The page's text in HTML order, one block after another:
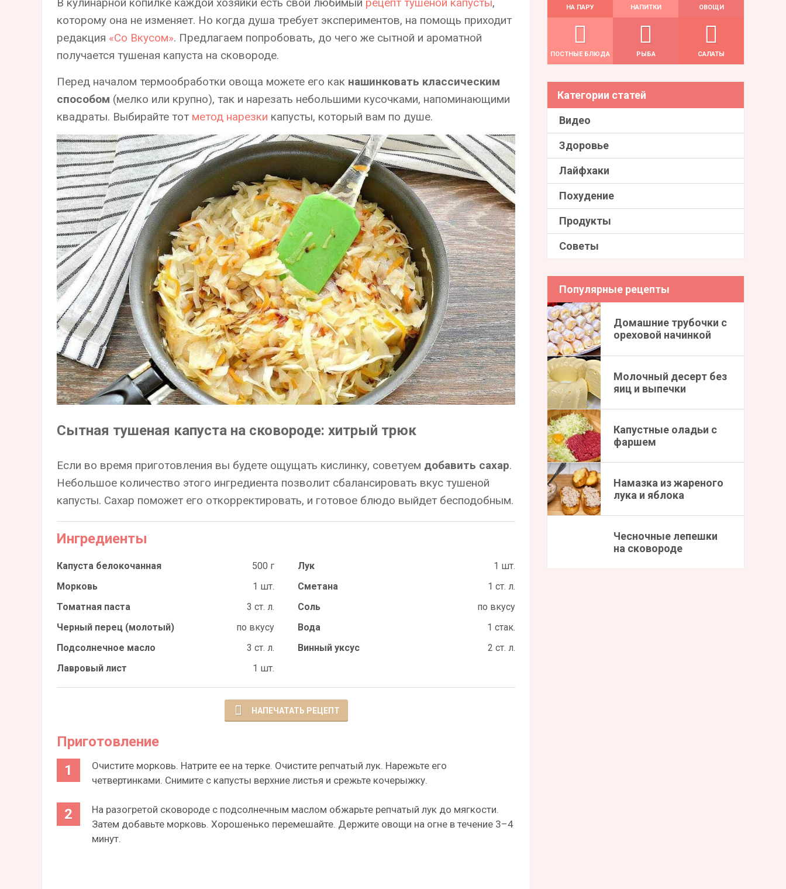
которому она не изменяет. Но когда душа требует экспериментов, на помощь приходит
редакция «Со Вкусом». Предлагаем попробовать, до чего же сытной и ароматной
получается тушеная капуста на сковороде.
Перед началом термообработки овоща можете его как нашинковать классическим
способом (мелко или крупно), так и нарезать небольшими кусочками, напоминающими
квадраты. Выбирайте тот метод нарезки капусты, который вам по душе.
Сытная тушеная капуста на сковороде: хитрый трюк
Если во время приготовления вы будете ощущать кислинку, советуем добавить сахар.
Небольшое количество этого ингредиента позволит сбалансировать вкус тушеной
капусты. Сахар поможет его откорректировать, и готовое блюдо выйдет бесподобным.
Ингредиенты
Капуста белокочанная 500 г Лук
1 шт.
Морковь
1 шт. Сметана
1 ст. л.
Томатная паста
3 ст. л. Соль
по вкусу
Черный перец (молотый)
по вкусу Вода
1 стак.
Подсолнечное масло
3 ст. л. Винный уксус
2 ст. л.
Лавровый лист
1 шт.
НАПЕЧАТАТЬ РЕЦЕПТ
Приготовление
Очистите морковь. Натрите ее на терке. Очистите репчатый лук. Нарежьте его
четвертинками. Снимите с капусты верхние листья и срежьте кочерыжку.
На разогретой сковороде с подсолнечным маслом обжарьте репчатый лук до мягкости.
Затем добавьте морковь. Хорошенько перемешайте. Держите овощи на огне в течение 3–4
минут.
НА ПАРУ НАПИТКИ ОВОЩИ
ПОСТНЫЕ БЛЮДА РЫБА САЛАТЫ
Категории статей
Видео
Здоровье
Лайфхаки
Похудение
Продукты
Советы
Популярные рецепты
Домашние трубочки с
ореховой начинкой
Молочный десерт без
яиц и выпечки
Капустные оладьи с
фаршем
Намазка из жареного
лука и яблока
Чесночные лепешки
на сковороде